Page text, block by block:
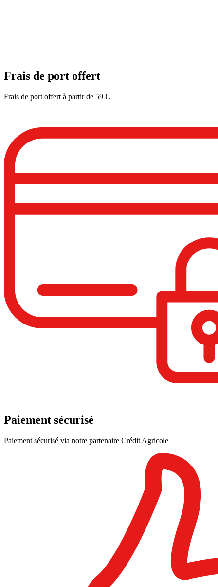
Frais de port offert
Frais de port offert à partir de 59 €.
Paiement sécurisé
Paiement sécurisé via notre partenaire Crédit Agricole